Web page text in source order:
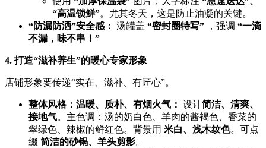
“高温锁鲜”​。尤其冬天，这是防止油凝的关键。
​“防漏防洒”安全感：​ ​ 汤罐盖 ​ ​“密封圈特写”​ ​ ，强调 ​ ​“一滴
不漏，味不串！”​
4. 打造“滋补养生”的暖心专家形象
店铺形象要传递“实在、滋补、有匠心”。
整体风格：温暖、质朴、有烟火气：​ ​ 设计简洁、清爽、
接地气。主色调：汤的奶白色、羊肉的酱褐色、香菜的
翠绿色、辣椒的鲜红色。背景用 ​ 米白、浅木纹色。可点
缀 ​ 简洁的砂锅、羊头剪影。